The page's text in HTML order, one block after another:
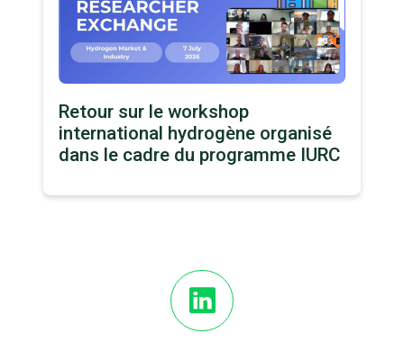
Retour sur le workshop
international hydrogène organisé
dans le cadre du programme IURC